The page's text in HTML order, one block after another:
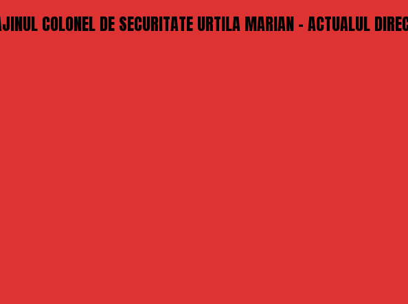
COLONEL DE SECURITATE URTILA MARIAN – ACTUALUL